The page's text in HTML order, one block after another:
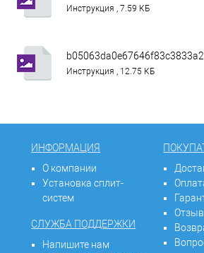
Инструкция , 7.59 КБ
Инструкция , 12.75 КБ
ИНФОРМАЦИЯ
О компании
Установка сплит-
систем
СЛУЖБА ПОДДЕРЖКИ
Напишите нам